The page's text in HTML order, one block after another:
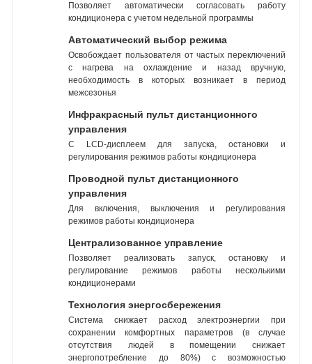
Позволяет автоматически согласовать работу
кондиционера с учетом недельной программы
Автоматический выбор режима
Освобождает пользователя от частых переключений
с нагрева на охлаждение и назад вручную,
необходимость в которых возникает в период
межсезонья
Инфракрасный пульт дистанционного
управления
С LCD-дисплеем для запуска, остановки и
регулирования режимов работы кондиционера
Проводной пульт дистанционного
управления
Для включения, выключения и регулирования
режимов работы кондиционера
Централизованное управление
Позволяет реализовать запуск, остановку и
регулирование режимов работы несколькими
кондиционерами
Технология энергосбережения
Система снижает расход электроэнергии при
сохранении комфортных параметров (в случае
отсутствия людей в помещении снижает
энергопотребление до 80%) с возможностью